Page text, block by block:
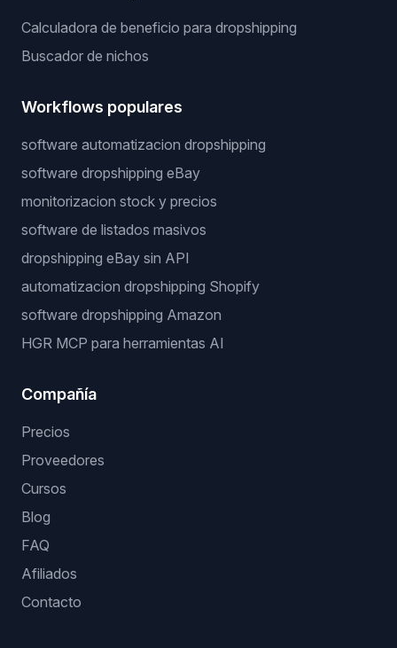
Calculadora de beneficio para dropshipping
Buscador de nichos
Workflows populares
software automatizacion dropshipping
software dropshipping eBay
monitorizacion stock y precios
software de listados masivos
dropshipping eBay sin API
automatizacion dropshipping Shopify
software dropshipping Amazon
HGR MCP para herramientas AI
Compañía
Precios
Proveedores
Cursos
Blog
FAQ
Afiliados
Contacto